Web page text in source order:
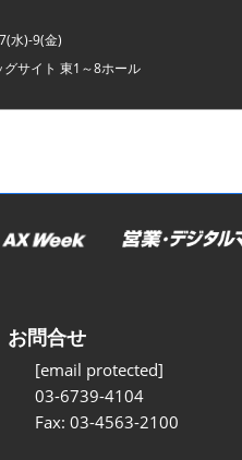
水)-9(金)
グサイト 東1～8ホール
お問合せ
[email protected]
03-6739-4104
Fax: 03-4563-2100